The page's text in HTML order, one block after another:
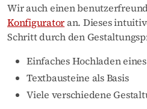
Wir auch einen
Konfiguratoran. Dieses
Schritt durch den
Einfaches Hochladen
Textbausteine als Basis
Viele verschiedene